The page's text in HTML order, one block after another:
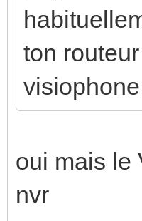
ton
oui mais le
nvr